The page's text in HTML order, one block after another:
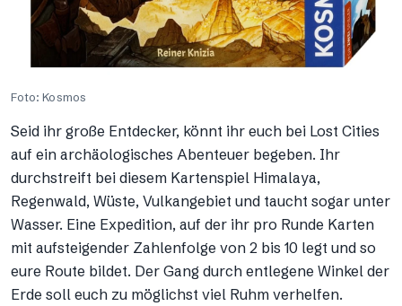
Foto: Kosmos
Seid ihr große Entdecker, könnt ihr euch bei Lost Cities
auf ein archäologisches Abenteuer begeben. Ihr
durchstreift bei diesem Kartenspiel Himalaya,
Regenwald, Wüste, Vulkangebiet und taucht sogar unter
Wasser. Eine Expedition, auf der ihr pro Runde Karten
mit aufsteigender Zahlenfolge von 2 bis 10 legt und so
eure Route bildet. Der Gang durch entlegene Winkel der
Erde soll euch zu möglichst viel Ruhm verhelfen.